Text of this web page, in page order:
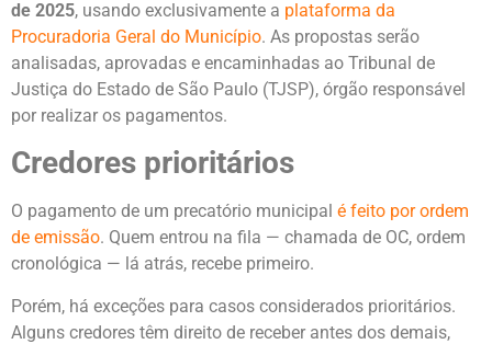
de 2025, usando exclusivamente a plataforma da
Procuradoria Geral do Município. As propostas serão
analisadas, aprovadas e encaminhadas ao Tribunal de
Justiça do Estado de São Paulo (TJSP), órgão responsável
por realizar os pagamentos.
Credores prioritários
O pagamento de um precatório municipal é feito por ordem
de emissão. Quem entrou na fila — chamada de OC, ordem
cronológica — lá atrás, recebe primeiro.
Porém, há exceções para casos considerados prioritários.
Alguns credores têm direito de receber antes dos demais,